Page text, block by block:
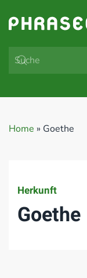
Zum
Home » Goethe
Herkunft
Goethe